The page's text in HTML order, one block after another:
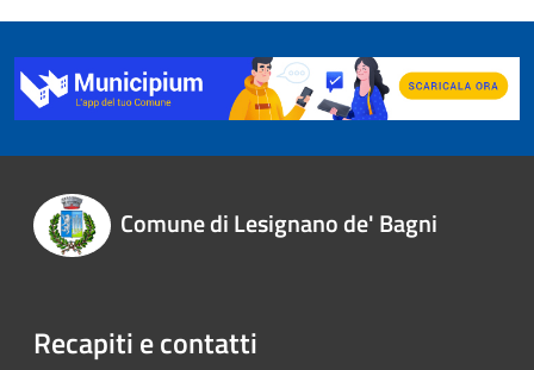
Comune di Lesignano de' Bagni
Recapiti e contatti